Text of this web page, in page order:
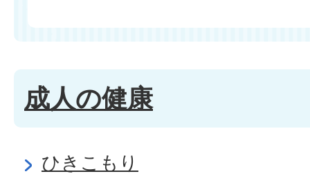
成人の健康
ひきこもり